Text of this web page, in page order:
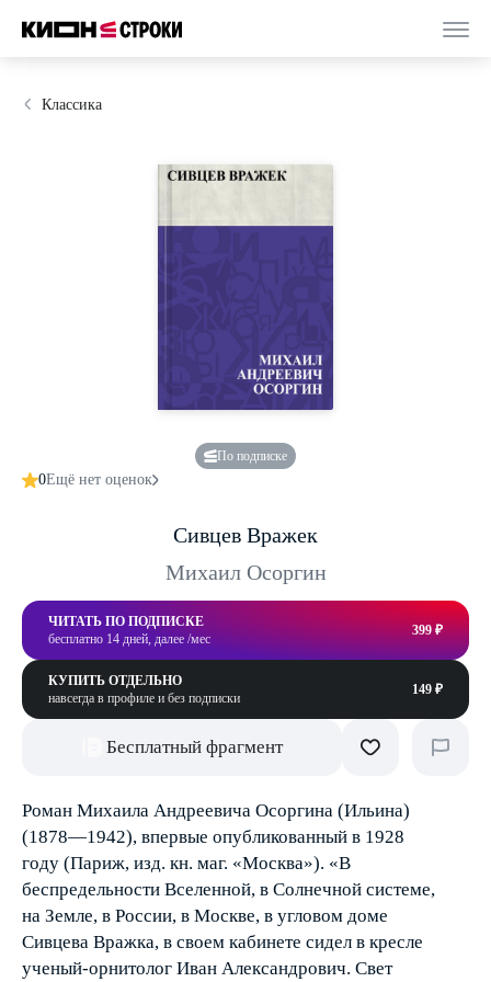
Классика
По подписке
0Ещё нет оценок
Сивцев Вражек
Михаил Осоргин
ЧИТАТЬ ПО ПОДПИСКЕ
бесплатно 14 дней, далее /мес
399 ₽
КУПИТЬ ОТДЕЛЬНО
навсегда в профиле и без подписки
149 ₽
Бесплатный фрагмент
Роман Михаила Андреевича Осоргина (Ильина)
(1878—1942), впервые опубликованный в 1928
году (Париж, изд. кн. маг. «Москва»). «В
беспредельности Вселенной, в Солнечной системе,
на Земле, в России, в Москве, в угловом доме
Сивцева Вражка, в своем кабинете сидел в кресле
ученый-орнитолог Иван Александрович. Свет